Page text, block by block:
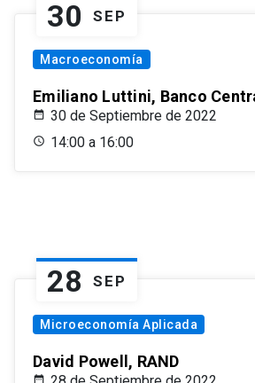
30 SEP
Macroeconomía
Emiliano Luttini, Banco
30 de Septiembre de 2022
14:00 a 16:00
28 SEP
Microeconomía Aplicada
David Powell, RAND